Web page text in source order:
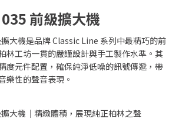
前級擴大機
大機是品牌 Classic Line 系列中最精巧的前
林工坊一貫的嚴謹設計與手工製作水準。其
度元件配置，確保純淨低噪的訊號傳遞，帶
樂性的聲音表現。
大機｜精緻體積，展現純正柏林之聲